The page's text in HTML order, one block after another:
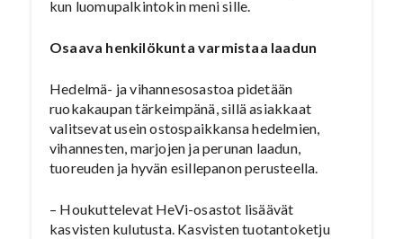
kun luomupalkintokin meni sille.
Osaava henkilökunta varmistaa laadun
Hedelmä- ja vihannesosastoa pidetään
ruokakaupan tärkeimpänä, sillä asiakkaat
valitsevat usein ostospaikkansa hedelmien,
vihannesten, marjojen ja perunan laadun,
tuoreuden ja hyvän esillepanon perusteella.
– Houkuttelevat HeVi-osastot lisäävät
kasvisten kulutusta. Kasvisten tuotantoketju